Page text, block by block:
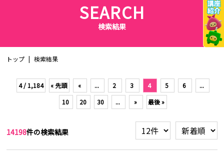
SEARCH
検索結果
トップ 検索結果
4 / 1,184 « 先頭 « ... 2 3 4 5 6
...
10
20 30 ... » 最後 »
14198件の検索結果